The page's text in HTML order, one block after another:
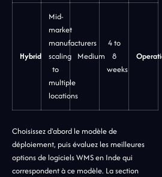
Hybrid
Mid-
market
manufacturers
scaling
to
multiple
locations
Medium
4 to
8
weeks
Choisissez d'abord le modèle de
déploiement, puis évaluez les meilleures
options de logiciels WMS en Inde qui
correspondent à ce modèle. La section